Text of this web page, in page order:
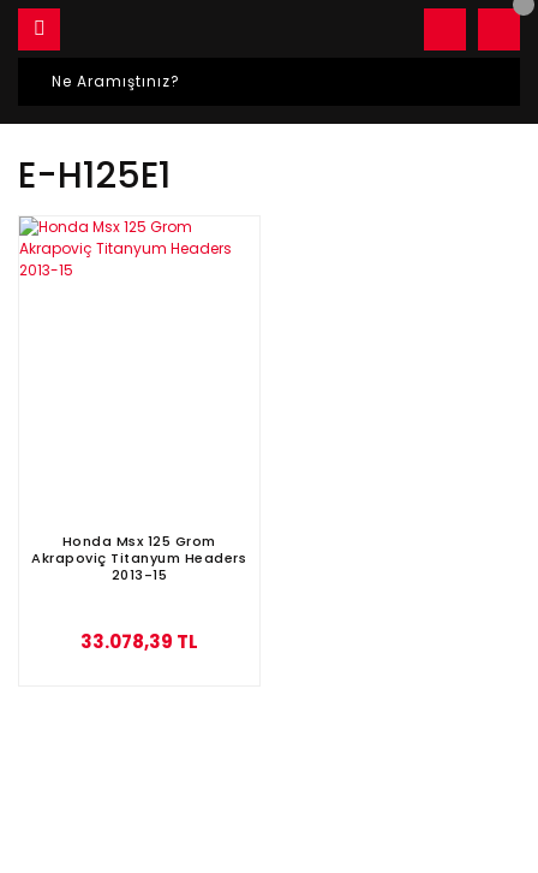
E-H125E1
Honda Msx 125 Grom
Akrapoviç Titanyum Headers
2013-15
33.078,39 TL